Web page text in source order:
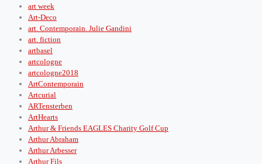
art week
Art-Deco
art. Contemporain. Julie Gandini
art. fiction
artbasel
artcologne
artcologne2018
ArtContemporain
Artcurial
ARTensterben
ArtHearts
Arthur & Friends EAGLES Charity Golf Cup
Arthur Abraham
Arthur Arbesser
Arthur Fils